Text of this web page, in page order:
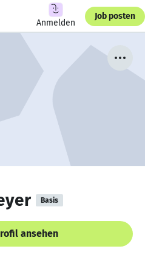
Anmelden
Job posten
Basis
ansehen